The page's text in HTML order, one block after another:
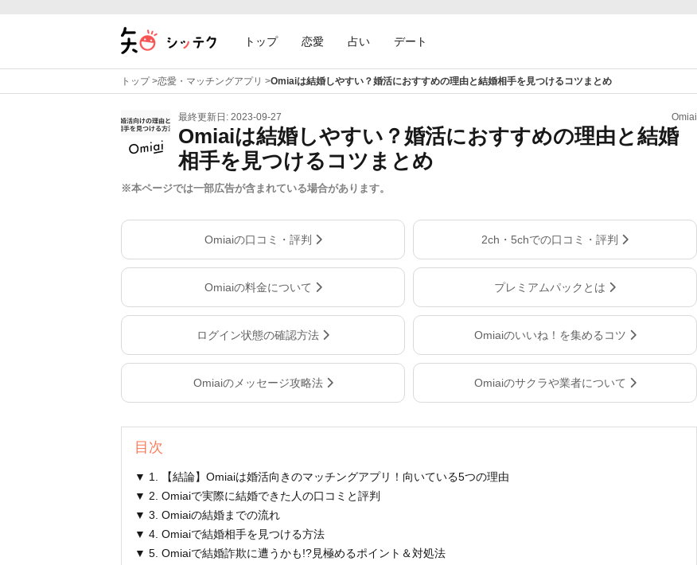
トップ 恋愛 占い デート
トップ>恋愛・マッチングアプリ >Omiaiは結婚しやすい？婚活におすすめの理由と結婚相手を見つけるコツまとめ
最終更新日: 2023-09-27 Omiai
Omiaiは結婚しやすい？婚活におすすめの理由と結婚
相手を見つけるコツまとめ
※本ページでは一部広告が含まれている場合があります。
Omiaiの口コミ・評判 2ch・5chでの口コミ・評判
Omiaiの料金について プレミアムパックとは
ログイン状態の確認方法 Omiaiのいいね！を集めるコツ
Omiaiのメッセージ攻略法 Omiaiのサクラや業者について
目次
▼ 1. 【結論】Omiaiは婚活向きのマッチングアプリ！向いている5つの理由
▼ 2. Omiaiで実際に結婚できた人の口コミと評判
▼ 3. Omiaiの結婚までの流れ
▼ 4. Omiaiで結婚相手を見つける方法
▼ 5. Omiaiで結婚詐欺に遭うかも!?見極めるポイント＆対処法